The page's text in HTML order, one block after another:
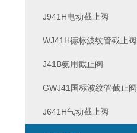
J941H电动截止阀
WJ41H德标波纹管截止阀
J41B氨用截止阀
GWJ41国标波纹管截止阀
J641H气动截止阀